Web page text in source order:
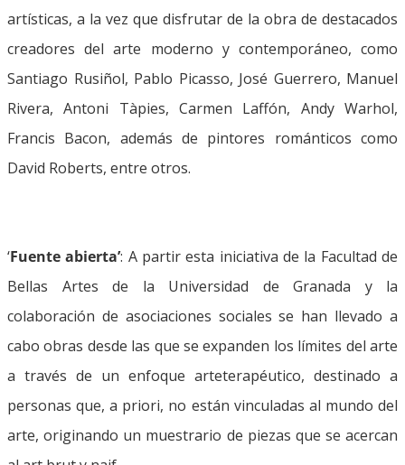
artísticas, a la vez que disfrutar de la obra de destacados
creadores del arte moderno y contemporáneo, como
Santiago Rusiñol, Pablo Picasso, José Guerrero, Manuel
Rivera, Antoni Tàpies, Carmen Laffón, Andy Warhol,
Francis Bacon, además de pintores románticos como
David Roberts, entre otros.
‘Fuente abierta’: A partir esta iniciativa de la Facultad de
Bellas Artes de la Universidad de Granada y la
colaboración de asociaciones sociales se han llevado a
cabo obras desde las que se expanden los límites del arte
a través de un enfoque arteterapéutico, destinado a
personas que, a priori, no están vinculadas al mundo del
arte, originando un muestrario de piezas que se acercan